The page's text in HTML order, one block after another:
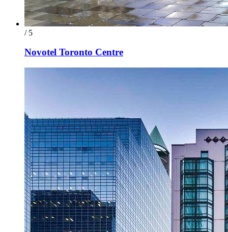
/ 5
Novotel Toronto Centre